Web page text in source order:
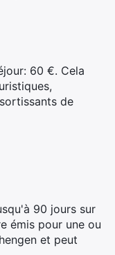
60 €. Cela
de
90 jours sur
émis pour une ou
et peut